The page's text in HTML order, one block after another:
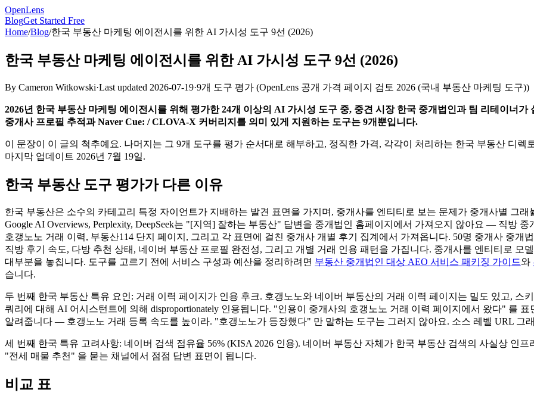
OpenLens
BlogGet Started Free
Home/Blog/한국 부동산 마케팅 에이전시를 위한 AI 가시성 도구 9선 (2026)
한국 부동산 마케팅 에이전시를 위한 AI 가시성 도구 9선 (2026)
By Cameron Witkowski·Last updated 2026-07-19·9개 도구 평가 (OpenLens 공개 가격 페이지 검토 2026 (국내 부동산 마케팅 도구))
2026년 한국 부동산 마케팅 에이전시를 위해 평가한 24개 이상의 AI 가시성 도구 중, 중견 시장 한국 중개법인과 팀 리테이너
중개사 프로필 추적과 Naver Cue: / CLOVA-X 커버리지를 의미 있게 지원하는 도구는 9개뿐입니다.
이 문장이 이 글의 척추예요. 나머지는 그 9개 도구를 평가 순서대로 해부하고, 정직한 가격, 각각이 처리하는 한국 부동산 디
마지막 업데이트 2026년 7월 19일.
한국 부동산 도구 평가가 다른 이유
한국 부동산은 소수의 카테고리 특정 자이언트가 지배하는 발견 표면을 가지며, 중개사를 엔티티로 보는 문제가 중개사별 그래
Google AI Overviews, Perplexity, DeepSeek는 "[지역] 잘하는 부동산" 답변을 중개법인 홈페이지에서 가져오지 않아요 — 직방
호갱노노 거래 이력, 부동산114 단지 페이지, 그리고 각 표면에 걸친 중개사 개별 후기 집계에서 가져옵니다. 50명 중개사 중개
직방 후기 속도, 다방 추천 상태, 네이버 부동산 프로필 완전성, 그리고 개별 거래 인용 패턴을 가집니다. 중개사를 엔티티로 모
대부분을 놓칩니다. 도구를 고르기 전에 서비스 구성과 예산을 정리하려면 부동산 중개법인 대상 AEO 서비스 패키징 가이드와
습니다.
두 번째 한국 부동산 특유 요인: 거래 이력 페이지가 인용 후크. 호갱노노와 네이버 부동산의 거래 이력 페이지는 밀도 있고,
쿼리에 대해 AI 어시스턴트에 의해 disproportionately 인용됩니다. "인용이 중개사의 호갱노노 거래 이력 페이지에서 왔다" 를
알려줍니다 — 호갱노노 거래 등록 속도를 높이라. "호갱노노가 등장했다" 만 말하는 도구는 그러지 않아요. 소스 레벨 URL 그
세 번째 한국 특유 고려사항: 네이버 검색 점유율 56% (KISA 2026 인용). 네이버 부동산 자체가 한국 부동산 검색의 사실상 인
"전세 매물 추천" 을 묻는 채널에서 점점 답변 표면이 됩니다.
비교 표